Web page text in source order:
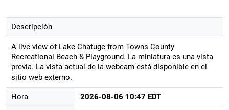
Descripción
A live view of Lake Chatuge from Towns County
Recreational Beach & Playground. La miniatura es una vista
previa. La vista actual de la webcam está disponible en el
sitio web externo.
Hora 2026-08-06 10:47 EDT